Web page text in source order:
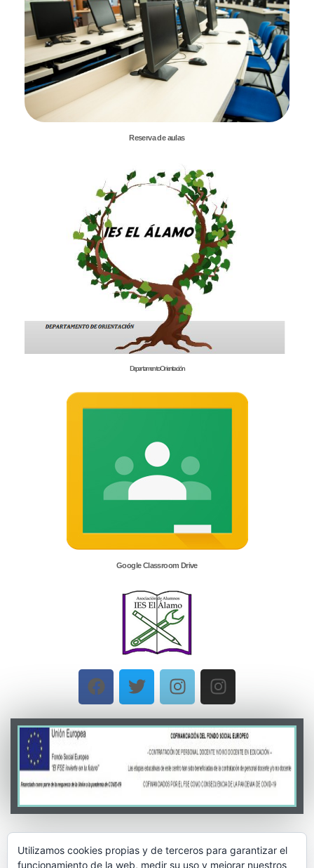
Reserva de aulas
Departamento Orientación
Google Classroom Drive
Utilizamos cookies propias y de terceros para garantizar el
funcionamiento de la web, medir su uso y mejorar nuestros